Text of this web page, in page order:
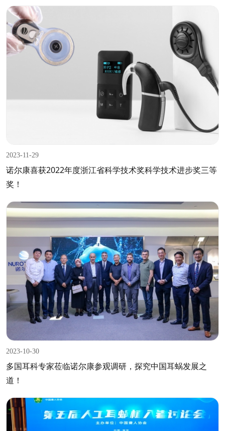
2023-11-29
诺尔康喜获2022年度浙江省科学技术奖科学技术进步奖三等
奖！
2023-10-30
多国耳科专家莅临诺尔康参观调研，探究中国耳蜗发展之
道！